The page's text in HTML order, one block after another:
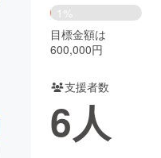
CAMPFIRE Creation
コミュニティ
1%
目標金額は
600,000円
支援者数
6人